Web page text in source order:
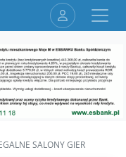
SALONY GIER